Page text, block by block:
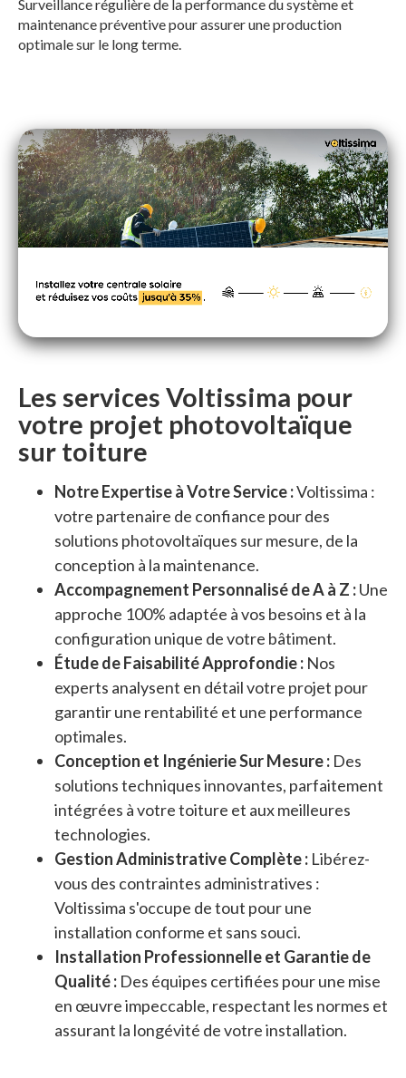
Surveillance régulière de la performance du système et
maintenance préventive pour assurer une production
optimale sur le long terme.
Les services Voltissima pour
votre projet photovoltaïque
sur toiture
Notre Expertise à Votre Service :Voltissima :
votre partenaire de confiance pour des
solutions photovoltaïques sur mesure, de la
conception à la maintenance.
Accompagnement Personnalisé de A à Z :Une
approche 100% adaptée à vos besoins et à la
configuration unique de votre bâtiment.
Étude de Faisabilité Approfondie : Nos
experts analysent en détail votre projet pour
garantir une rentabilité et une performance
optimales.
Conception et Ingénierie Sur Mesure : Des
solutions techniques innovantes, parfaitement
intégrées à votre toiture et aux meilleures
technologies.
Gestion Administrative Complète : Libérez-
vous des contraintes administratives :
Voltissima s'occupe de tout pour une
installation conforme et sans souci.
Installation Professionnelle et Garantie de
Qualité : Des équipes certifiées pour une mise
en œuvre impeccable, respectant les normes et
assurant la longévité de votre installation.